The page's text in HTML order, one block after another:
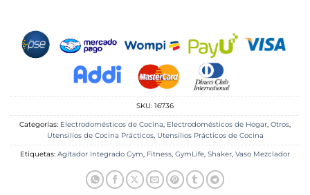
SKU: 16736
Categorías: Electrodomésticos de Cocina, Electrodomésticos de Hogar, Otros,
Utensilios de Cocina Prácticos, Utensilios Prácticos de Cocina
Etiquetas: Agitador Integrado Gym, Fitness, GymLife, Shaker, Vaso Mezclador